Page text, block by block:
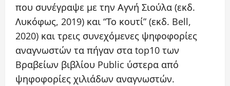
που συνέγραψε με την Αγνή Σιούλα (εκδ.
Λυκόφως, 2019) και “Το κουτί” (εκδ. Bell,
2020) και τρεις συνεχόμενες ψηφοφορίες
αναγνωστών τα πήγαν στα top10 των
Bραβείων βιβλίου Public ύστερα από
ψηφοφορίες χιλιάδων αναγνωστών.